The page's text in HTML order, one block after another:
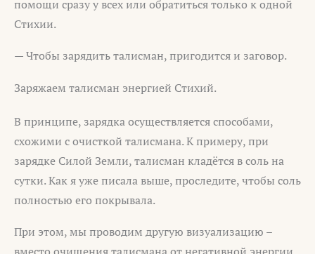
помощи сразу у всех или обратиться только к одной
Стихии.
— Чтобы зарядить талисман, пригодится и заговор.
Заряжаем талисман энергией Стихий.
В принципе, зарядка осуществляется способами,
схожими с очисткой талисмана. К примеру, при
зарядке Силой Земли, талисман кладётся в соль на
сутки. Как я уже писала выше, проследите, чтобы соль
полностью его покрывала.
При этом, мы проводим другую визуализацию –